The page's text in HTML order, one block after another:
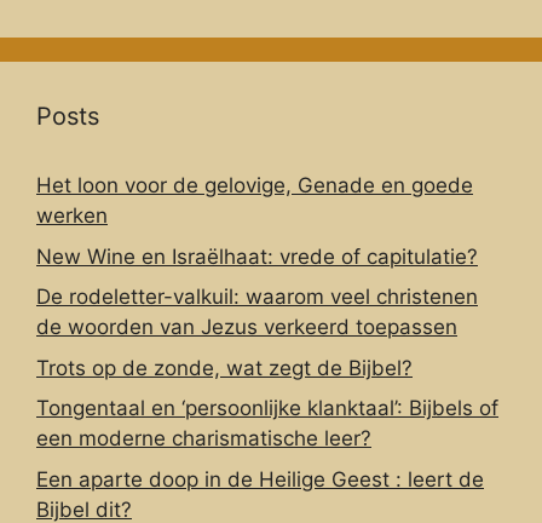
Posts
Het loon voor de gelovige, Genade en goede
werken
New Wine en Israëlhaat: vrede of capitulatie?
De rodeletter-valkuil: waarom veel christenen
de woorden van Jezus verkeerd toepassen
Trots op de zonde, wat zegt de Bijbel?
Tongentaal en ‘persoonlijke klanktaal’: Bijbels of
een moderne charismatische leer?
Een aparte doop in de Heilige Geest : leert de
Bijbel dit?